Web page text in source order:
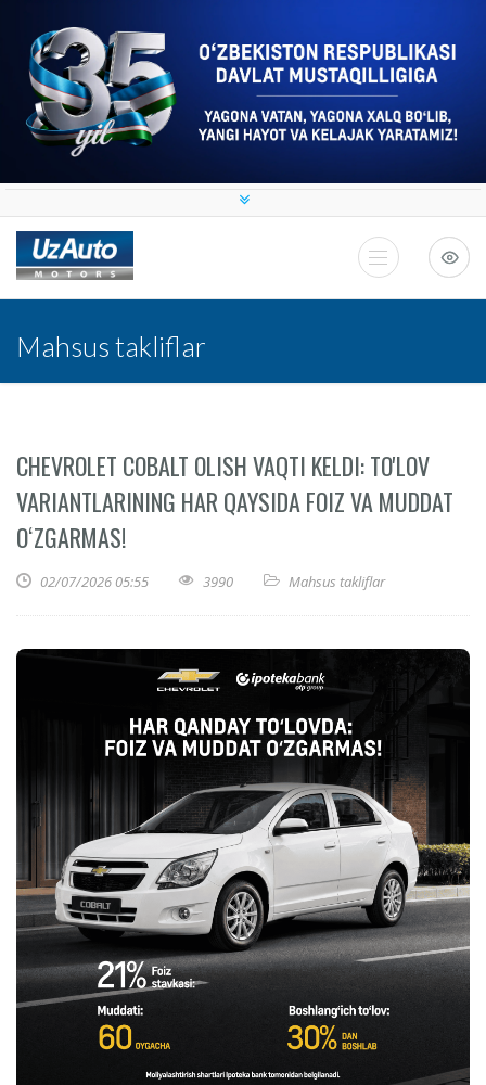
Mahsus takliflar
CHEVROLET COBALT OLISH VAQTI KELDI: TO'LOV
VARIANTLARINING HAR QAYSIDA FOIZ VA MUDDAT
OʻZGARMAS!
02/07/2026 05:55 3990 Mahsus takliflar